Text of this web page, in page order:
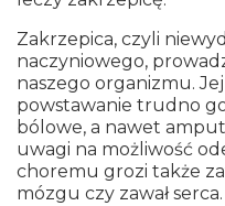
Zakrzepica, czyli
naczyniowego,
naszego organizmu.
powstawanie trudno
bólowe, a nawet
uwagi na możliwość
choremu grozi także
mózgu czy zawał serca.